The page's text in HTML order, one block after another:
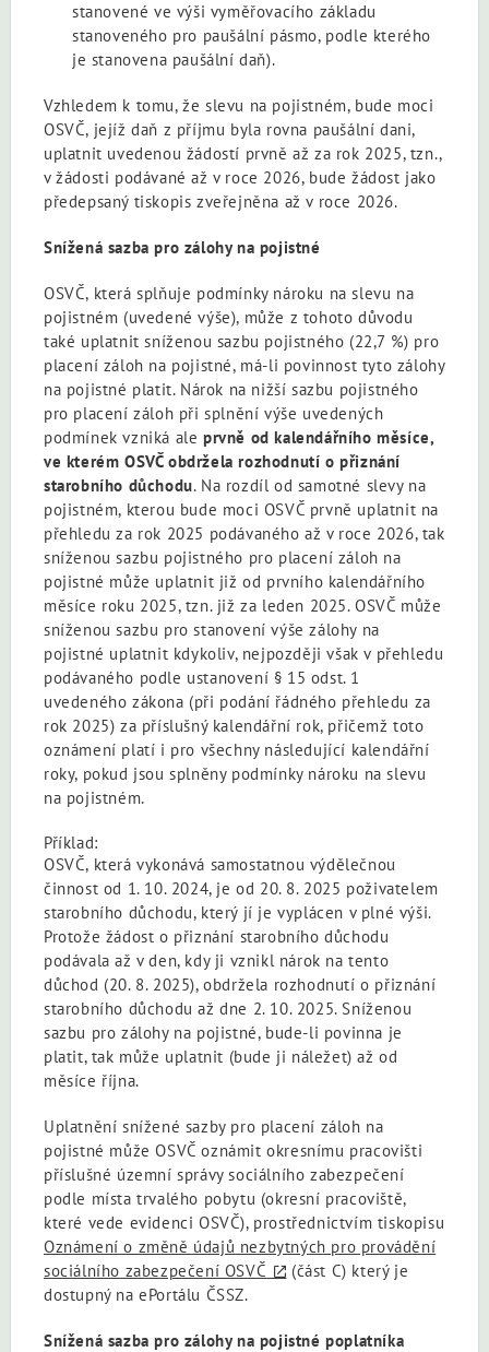
stanovené ve výši vyměřovacího základu
stanoveného pro paušální pásmo, podle kterého
je stanovena paušální daň).
Vzhledem k tomu, že slevu na pojistném, bude moci
OSVČ, jejíž daň z příjmu byla rovna paušální dani,
uplatnit uvedenou žádostí prvně až za rok 2025, tzn.,
v žádosti podávané až v roce 2026, bude žádost jako
předepsaný tiskopis zveřejněna až v roce 2026.
Snížená sazba pro zálohy na pojistné
OSVČ, která splňuje podmínky nároku na slevu na
pojistném (uvedené výše), může z tohoto důvodu
také uplatnit sníženou sazbu pojistného (22,7 %) pro
placení záloh na pojistné, má-li povinnost tyto zálohy
na pojistné platit. Nárok na nižší sazbu pojistného
pro placení záloh při splnění výše uvedených
podmínek vzniká ale prvně od kalendářního měsíce,
ve kterém OSVČ obdržela rozhodnutí o přiznání
starobního důchodu. Na rozdíl od samotné slevy na
pojistném, kterou bude moci OSVČ prvně uplatnit na
přehledu za rok 2025 podávaného až v roce 2026, tak
sníženou sazbu pojistného pro placení záloh na
pojistné může uplatnit již od prvního kalendářního
měsíce roku 2025, tzn. již za leden 2025. OSVČ může
sníženou sazbu pro stanovení výše zálohy na
pojistné uplatnit kdykoliv, nejpozději však v přehledu
podávaného podle ustanovení § 15 odst. 1
uvedeného zákona (při podání řádného přehledu za
rok 2025) za příslušný kalendářní rok, přičemž toto
oznámení platí i pro všechny následující kalendářní
roky, pokud jsou splněny podmínky nároku na slevu
na pojistném.
Příklad:
OSVČ, která vykonává samostatnou výdělečnou
činnost od 1. 10. 2024, je od 20. 8. 2025 poživatelem
starobního důchodu, který jí je vyplácen v plné výši.
Protože žádost o přiznání starobního důchodu
podávala až v den, kdy ji vznikl nárok na tento
důchod (20. 8. 2025), obdržela rozhodnutí o přiznání
starobního důchodu až dne 2. 10. 2025. Sníženou
sazbu pro zálohy na pojistné, bude-li povinna je
platit, tak může uplatnit (bude ji náležet) až od
měsíce října.
Uplatnění snížené sazby pro placení záloh na
pojistné může OSVČ oznámit okresnímu pracovišti
příslušné územní správy sociálního zabezpečení
podle místa trvalého pobytu (okresní pracoviště,
které vede evidenci OSVČ), prostřednictvím tiskopisu
Oznámení o změně údajů nezbytných pro provádění
sociálního zabezpečení OSVČ
(část C) který je
dostupný na ePortálu ČSSZ.
Snížená sazba pro zálohy na pojistné poplatníka